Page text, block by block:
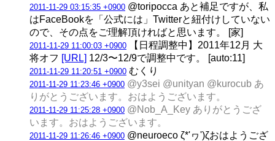
2011-11-29 03:15:35 +0900 @toripocca あと補足ですが、私
はFaceBookを「公式には」Twitterと紐付けしていない
ので、その点をご理解頂ければと思います。 [家]
2011-11-29 11:00:03 +0900 【日程調整中】2011年12月 大
将オフ [URL] 12/3〜12/9で調整中です。 [auto:11]
2011-11-29 11:20:51 +0900 むくり
2011-11-29 11:23:46 +0900 @y3sei @unityan @kurocub あ
りがとうございます。おはようございます。
2011-11-29 11:25:28 +0900 @Nob_A_Key ありがとうござ
います。おはようございます。
2011-11-29 11:26:46 +0900 @neuroeco ζ*'ヮ')ζおはようござ